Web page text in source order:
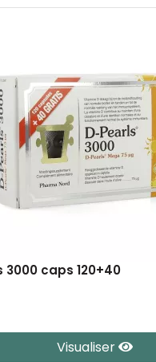
3000 caps 120+40
Visualiser